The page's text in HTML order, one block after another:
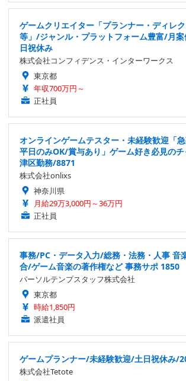
ゲームクリエイター「プランナー・ディレ
等」/ジャンル・プラットフォーム豊富/月
日祝休み
株式会社コンフィデンス・インターワークス
東京都
年収700万円～
正社員
オンラインゲームテスター・未経験歓迎「
平日のみOK/賞与あり」ゲーム好き必見の
津区勤務/8871
株式会社onlixs
神奈川県
月給29万3,000円～36万円
正社員
事務/PC・データ入力/総務・法務・人事 音
合/ゲーム音楽の著作権など 事務サポ 1850
パーソルテンプスタッフ株式会社
東京都
時給1,850円
派遣社員
ゲームプランナー/未経験歓迎/土日祝休み/
株式会社Tetote